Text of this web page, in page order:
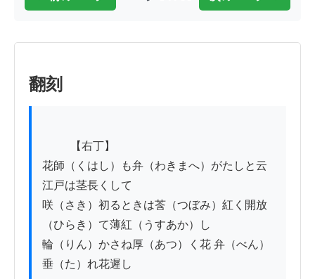
翻刻
花師（くはし）も弁（わきまへ）がたしと云
江戸は茎長くして
咲（さき）初るときは莟（つぼみ）紅く開放
（ひらき）て薄紅（うすあか）し
輪（りん）かさね厚（あつ）く花 弁（べん）
垂（た）れ花遲し